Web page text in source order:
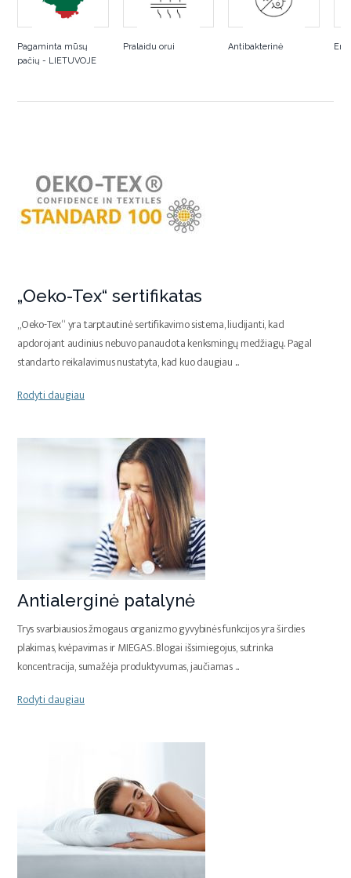
Pagaminta mūsų
pačių - LIETUVOJE
Pralaidu orui Antibakterinė
„Oeko-Tex“ sertifikatas
„Oeko-Tex“ yra tarptautinė sertifikavimo sistema, liudijanti, kad
apdorojant audinius nebuvo panaudota kenksmingų medžiagų. Pagal
standarto reikalavimus nustatyta, kad kuo daugiau ...
Rodyti daugiau
Antialerginė patalynė
Trys svarbiausios žmogaus organizmo gyvybinės funkcijos yra širdies
plakimas, kvėpavimas ir MIEGAS. Blogai išsimiegojus, sutrinka
koncentracija, sumažėja produktyvumas, jaučiamas...
Rodyti daugiau